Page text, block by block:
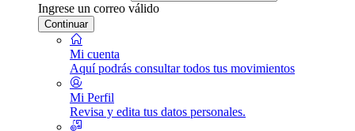
Ingrese un correo válido
Continuar
Mi cuenta
Aquí podrás consultar todos tus movimientos
Mi Perfil
Revisa y edita tus datos personales.